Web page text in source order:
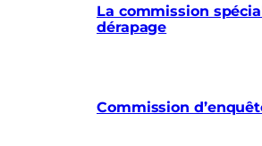
La commission
dérapage
Commission